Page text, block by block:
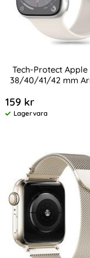
Tech-Protect Apple
38/40/41/42 mm
159 kr
Tillgänglighet:
Lagervara
Apple Watch